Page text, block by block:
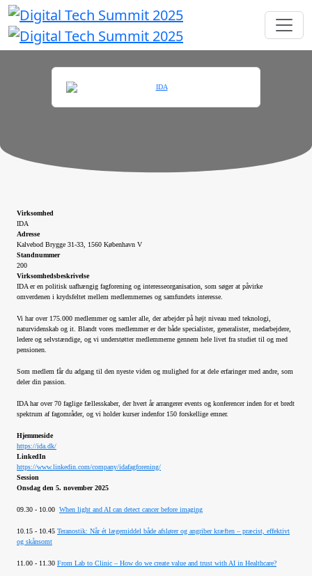
Virksomhed
IDA
Adresse
Kalvebod Brygge 31-33, 1560 København V
Standnummer
200
Virksomhedsbeskrivelse
IDA er en politisk uafhængig fagforening og interesseorganisation, som søger at påvirke
omverdenen i krydsfeltet mellem medlemmernes og samfundets interesse.
Vi har over 175.000 medlemmer og samler alle, der arbejder på højt niveau med teknologi,
naturvidenskab og it. Blandt vores medlemmer er der både specialister, generalister, medarbejdere,
ledere og selvstændige, og vi understøtter medlemmerne gennem hele livet fra studiet til og med
pensionen.
Som medlem får du adgang til den nyeste viden og mulighed for at dele erfaringer med andre, som
deler din passion.
IDA har over 70 faglige fællesskaber, der hvert år arrangerer events og konferencer inden for et bredt
spektrum af fagområder, og vi holder kurser indenfor 150 forskellige emner.
Hjemmeside
https://ida.dk/
LinkedIn
https://www.linkedin.com/company/idafagforening/
Session
Onsdag den 5. november 2025
09.30 - 10.00 When light and AI can detect cancer before imaging
10.15 - 10.45 Teranostik: Når ét lægemiddel både afslører og angriber kræften – præcist, effektivt
og skånsomt
11.00 - 11.30 From Lab to Clinic – How do we create value and trust with AI in Healthcare?